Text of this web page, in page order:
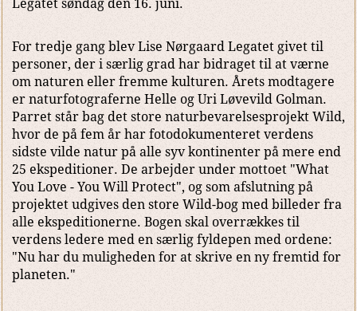
Legatet søndag den 16. juni.
For tredje gang blev Lise Nørgaard Legatet givet til
personer, der i særlig grad har bidraget til at værne
om naturen eller fremme kulturen. Årets modtagere
er naturfotograferne Helle og Uri Løvevild Golman.
Parret står bag det store naturbevarelsesprojekt Wild,
hvor de på fem år har fotodokumenteret verdens
sidste vilde natur på alle syv kontinenter på mere end
25 ekspeditioner. De arbejder under mottoet "What
You Love - You Will Protect", og som afslutning på
projektet udgives den store Wild-bog med billeder fra
alle ekspeditionerne. Bogen skal overrækkes til
verdens ledere med en særlig fyldepen med ordene:
"Nu har du muligheden for at skrive en ny fremtid for
planeten."